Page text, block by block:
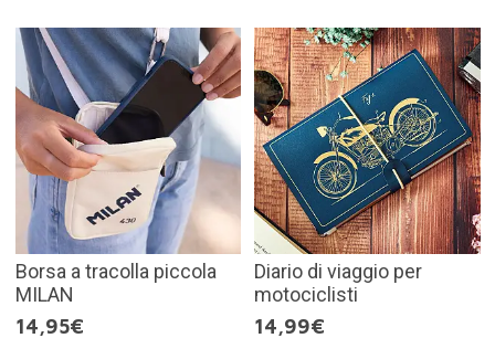
Borsa a tracolla piccola
MILAN
14,95€
Diario di viaggio per
motociclisti
14,99€